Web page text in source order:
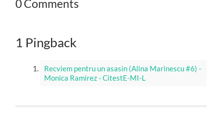
0 Comments
1 Pingback
Recviem pentru un asasin (Alina Marinescu #6) -
Monica Ramirez - CitestE-MI-L